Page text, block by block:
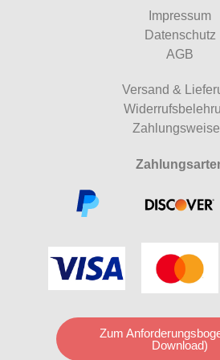
Impressum
Datenschutz
AGB
Versand &
Zum
Download)